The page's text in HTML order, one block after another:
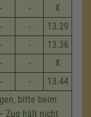
- -
X
- -
13.29
- -
13.36
- -
X
- -
13.44
bitte beim
Zug hält nicht